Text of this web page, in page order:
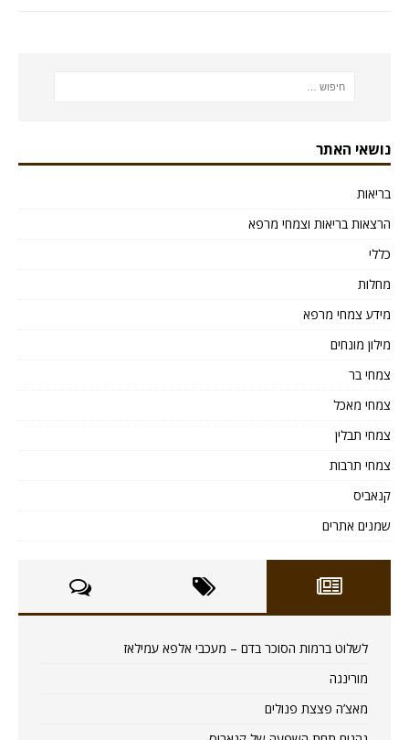
נושאי האתר
בריאות
הרצאות בריאות וצמחי מרפא
כללי
מחלות
מידע צמחי מרפא
מילון מונחים
צמחי בר
צמחי מאכל
צמחי תבלין
צמחי תרבות
קנאביס
שמנים אתרים
לשלוט ברמות הסוכר בדם – מעכבי אלפא עמילאז
מורינגה
מאצ’ה פצצת פנולים